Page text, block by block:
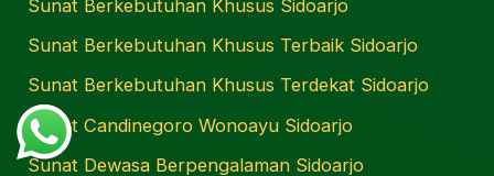
Sunat Berkebutuhan Khusus Sidoarjo
Sunat Berkebutuhan Khusus Terbaik Sidoarjo
Sunat Berkebutuhan Khusus Terdekat Sidoarjo
Sunat Candinegoro Wonoayu Sidoarjo
Sunat Dewasa Berpengalaman Sidoarjo